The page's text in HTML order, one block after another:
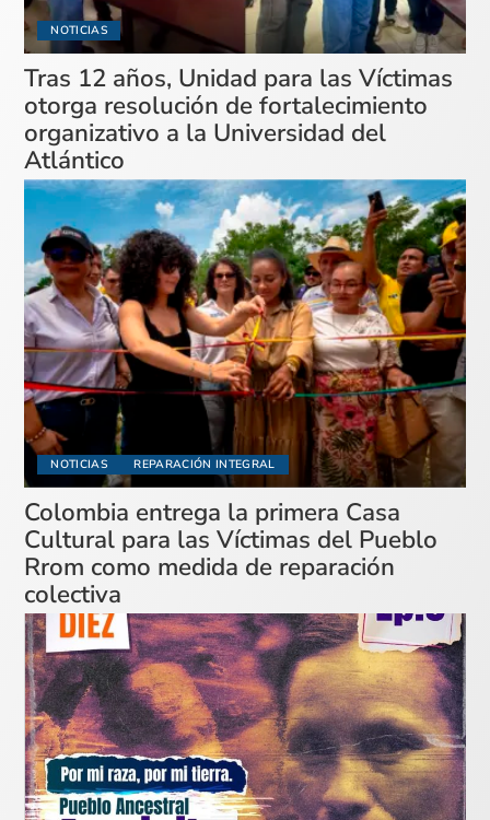
NOTICIAS
Tras 12 años, Unidad para las Víctimas
otorga resolución de fortalecimiento
organizativo a la Universidad del
Atlántico
NOTICIAS REPARACIÓN INTEGRAL
Colombia entrega la primera Casa
Cultural para las Víctimas del Pueblo
Rrom como medida de reparación
colectiva